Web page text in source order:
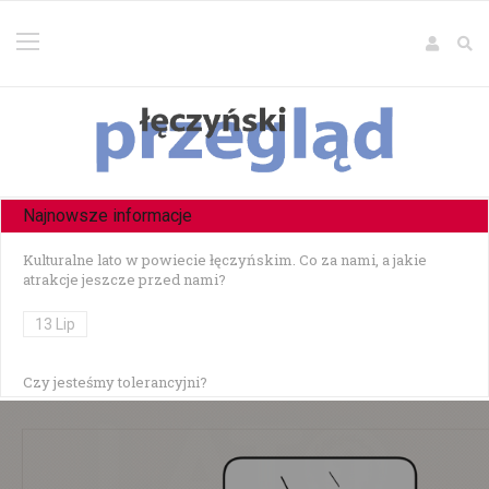
Najnowsze informacje
Kulturalne lato w powiecie łęczyńskim. Co za nami, a jakie
atrakcje jeszcze przed nami?
13 Lip
Czy jesteśmy tolerancyjni?
Czołowe zderzenie w Zezulinie Niższym — 19-latek stracił